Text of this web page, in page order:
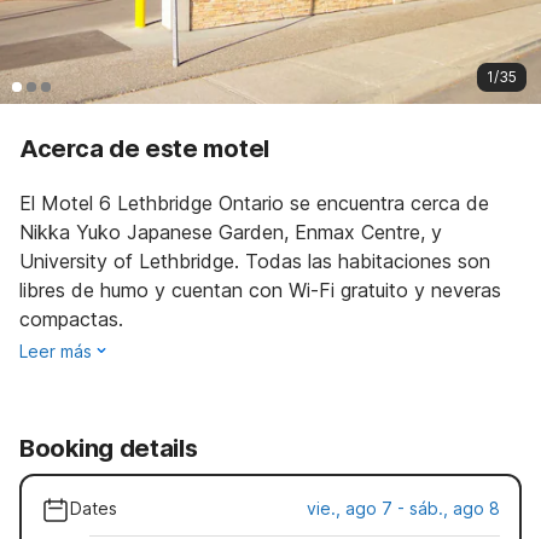
1/35
Acerca de este motel
El Motel 6 Lethbridge Ontario se encuentra cerca de
Nikka Yuko Japanese Garden, Enmax Centre, y
University of Lethbridge. Todas las habitaciones son
libres de humo y cuentan con Wi-Fi gratuito y neveras
compactas.
Leer más
Booking details
Dates vie., ago 7 - sáb., ago 8